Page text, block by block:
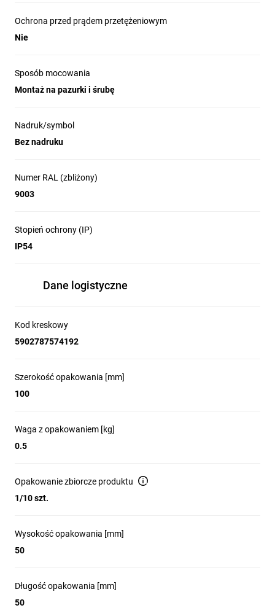
Ochrona przed prądem przetężeniowym
Nie
Sposób mocowania
Montaż na pazurki i śrubę
Nadruk/symbol
Bez nadruku
Numer RAL (zbliżony)
9003
Stopień ochrony (IP)
IP54
Dane logistyczne
Kod kreskowy
5902787574192
Szerokość opakowania [mm]
100
Waga z opakowaniem [kg]
0.5
Opakowanie zbiorcze produktu
1/10 szt.
Wysokość opakowania [mm]
50
Długość opakowania [mm]
50